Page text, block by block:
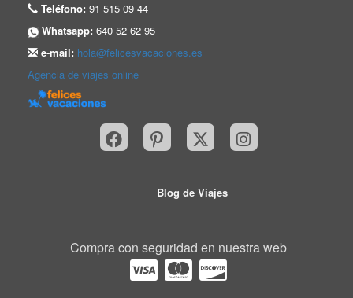
Teléfono: 91 515 09 44
Whatsapp: 640 52 62 95
e-mail: hola@felicesvacaciones.es
Agencia de viajes online
Blog de Viajes
Compra con seguridad en nuestra web